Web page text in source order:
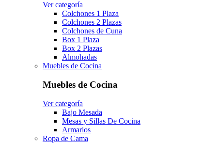
Ver categoría
Colchones 1 Plaza
Colchones 2 Plazas
Colchones de Cuna
Box 1 Plaza
Box 2 Plazas
Almohadas
Muebles de Cocina
Muebles de Cocina
Ver categoría
Bajo Mesada
Mesas y Sillas De Cocina
Armarios
Ropa de Cama